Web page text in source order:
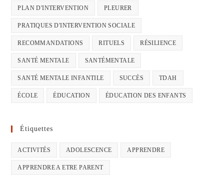
PLAN D'INTERVENTION PLEURER
PRATIQUES D'INTERVENTION SOCIALE
RECOMMANDATIONS RITUELS RÉSILIENCE
SANTÉ MENTALE SANTÉMENTALE
SANTÉ MENTALE INFANTILE SUCCÈS TDAH
ÉCOLE ÉDUCATION ÉDUCATION DES ENFANTS
Étiquettes
ACTIVITÉS ADOLESCENCE APPRENDRE
APPRENDRE A ETRE PARENT